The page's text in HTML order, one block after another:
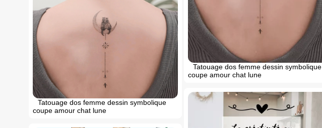
Tatouage dos femme dessin symbolique
coupe amour chat lune
Tatouage dos femme dessin symbolique
coupe amour chat lune